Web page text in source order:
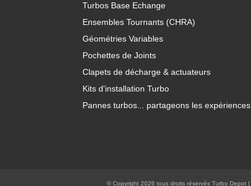
Turbos Base Echange
Ensembles Tournants (CHRA)
Géométries Variables
Pochettes de Joints
Clapets de décharge & actuateurs
Kits d'installation Turbo
Pannes turbos... partageons les expériences
© Copyright 2026 tous droits réservés Turbo Depot |